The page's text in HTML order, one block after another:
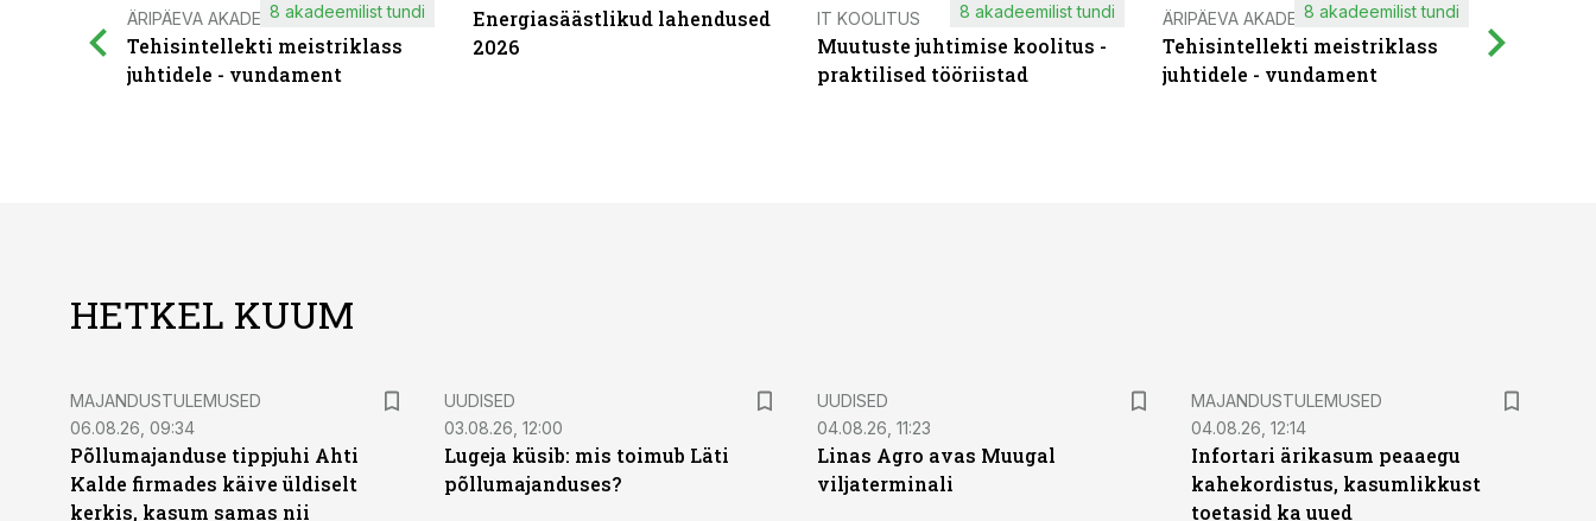
ÄRIPÄEVA AKADEEMIA
Tehisintellekti meistriklass
juhtidele - vundament
8 akadeemilist tundi
Energiasäästlikud lahendused
2026
IT KOOLITUS
Muutuste juhtimise koolitus -
praktilised tööriistad
8 akadeemilist tundi ÄRIPÄEVA AKADEEMIA
Tehisintellekti meistriklass
juhtidele - vundament
8 akadeemilist tundi
HETKEL KUUM
MAJANDUSTULEMUSED
06.08.26, 09:34
Põllumajanduse tippjuhi Ahti
Kalde firmades käive üldiselt
kerkis, kasum samas nii
UUDISED
03.08.26, 12:00
Lugeja küsib: mis toimub Läti
põllumajanduses?
UUDISED
04.08.26, 11:23
Linas Agro avas Muugal
viljaterminali
MAJANDUSTULEMUSED
04.08.26, 12:14
Infortari ärikasum peaaegu
kahekordistus, kasumlikkust
toetasid ka uued